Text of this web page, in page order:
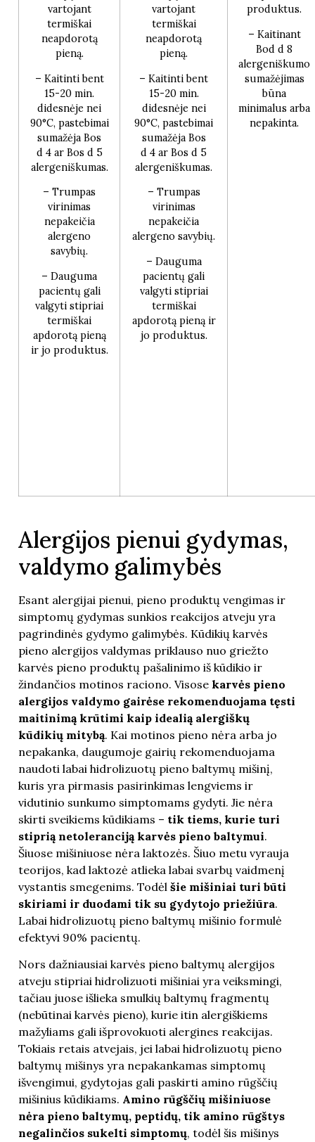
vartojant
termiškai
neapdorotą
pieną.
– Kaitinti bent
15-20 min.
didesnėje nei
90°C, pastebimai
sumažėja Bos
d 4 ar Bos d 5
alergeniškumas.
– Trumpas
virinimas
nepakeičia
alergeno
savybių.
– Dauguma
pacientų gali
valgyti stipriai
termiškai
apdorotą pieną
ir jo produktus.
vartojant
termiškai
neapdorotą
pieną.
– Kaitinti bent
15-20 min.
didesnėje nei
90°C, pastebimai
sumažėja Bos
d 4 ar Bos d 5
alergeniškumas.
– Trumpas
virinimas
nepakeičia
alergeno savybių.
– Dauguma
pacientų gali
valgyti stipriai
termiškai
apdorotą pieną ir
jo produktus.
produktus.
– Kaitinant
Bod d 8
alergeniškumo
sumažėjimas
būna
minimalus arba
nepakinta.
Alergijos pienui gydymas,
valdymo galimybės
Esant alergijai pienui, pieno produktų vengimas ir
simptomų gydymas sunkios reakcijos atveju yra
pagrindinės gydymo galimybės. Kūdikių karvės
pieno alergijos valdymas priklauso nuo griežto
karvės pieno produktų pašalinimo iš kūdikio ir
žindančios motinos raciono. Visose karvės pieno
alergijos valdymo gairėse rekomenduojama tęsti
maitinimą krūtimi kaip idealią alergiškų
kūdikių mitybą. Kai motinos pieno nėra arba jo
nepakanka, daugumoje gairių rekomenduojama
naudoti labai hidrolizuotų pieno baltymų mišinį,
kuris yra pirmasis pasirinkimas lengviems ir
vidutinio sunkumo simptomams gydyti. Jie nėra
skirti sveikiems kūdikiams – tik tiems, kurie turi
stiprią netoleranciją karvės pieno baltymui.
Šiuose mišiniuose nėra laktozės. Šiuo metu vyrauja
teorijos, kad laktozė atlieka labai svarbų vaidmenį
vystantis smegenims. Todėl šie mišiniai turi būti
skiriami ir duodami tik su gydytojo priežiūra.
Labai hidrolizuotų pieno baltymų mišinio formulė
efektyvi 90% pacientų.
Nors dažniausiai karvės pieno baltymų alergijos
atveju stipriai hidrolizuoti mišiniai yra veiksmingi,
tačiau juose išlieka smulkių baltymų fragmentų
(nebūtinai karvės pieno), kurie itin alergiškiems
mažyliams gali išprovokuoti alergines reakcijas.
Tokiais retais atvejais, jei labai hidrolizuotų pieno
baltymų mišinys yra nepakankamas simptomų
išvengimui, gydytojas gali paskirti amino rūgščių
mišinius kūdikiams. Amino rūgščių mišiniuose
nėra pieno baltymų, peptidų, tik amino rūgštys
negalinčios sukelti simptomų, todėl šis mišinys